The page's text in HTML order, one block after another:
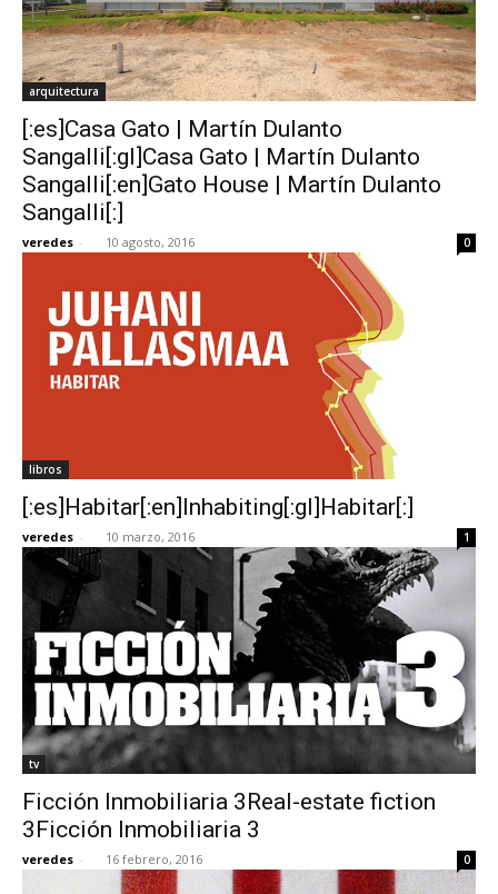
arquitectura
[:es]Casa Gato | Martín Dulanto
Sangalli[:gl]Casa Gato | Martín Dulanto
Sangalli[:en]Gato House | Martín Dulanto
Sangalli[:]
veredes - 10 agosto, 2016 0
libros
[:es]Habitar[:en]Inhabiting[:gl]Habitar[:]
veredes - 10 marzo, 2016 1
tv
Ficción Inmobiliaria 3Real-estate fiction
3Ficción Inmobiliaria 3
veredes - 16 febrero, 2016 0